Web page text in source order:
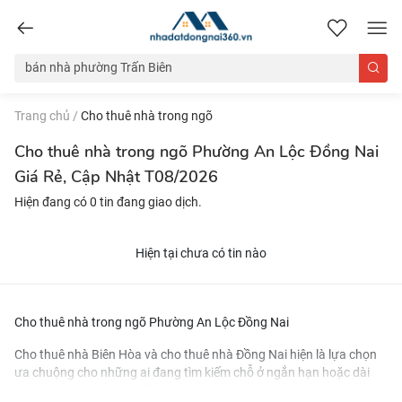
nhadatdongnai360.vn
Trang chủ / Cho thuê nhà trong ngõ
Cho thuê nhà trong ngõ Phường An Lộc Đồng Nai
Giá Rẻ, Cập Nhật T08/2026
Hiện đang có 0 tin đang giao dịch.
Hiện tại chưa có tin nào
Cho thuê nhà trong ngõ Phường An Lộc Đồng Nai
Cho thuê nhà Biên Hòa và cho thuê nhà Đồng Nai hiện là lựa chọn
ưa chuộng cho những ai đang tìm kiếm chỗ ở ngắn hạn hoặc dài